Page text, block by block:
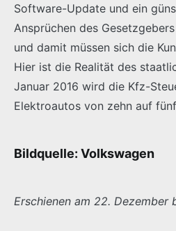
Software-Update und ein
Ansprüchen des
und damit müssen sich die
Hier ist die Realität des
Januar 2016 wird die Kfz-
Elektroautos von zehn auf
Bildquelle: Volkswagen
Erschienen am 22. Dezember